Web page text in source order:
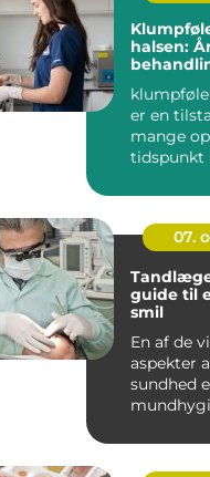
halsen:
er en
mange
tidspunkt
07.
guide til
smil
En af de
aspekter
sundhed
...